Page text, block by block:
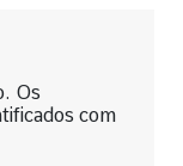
Os
com